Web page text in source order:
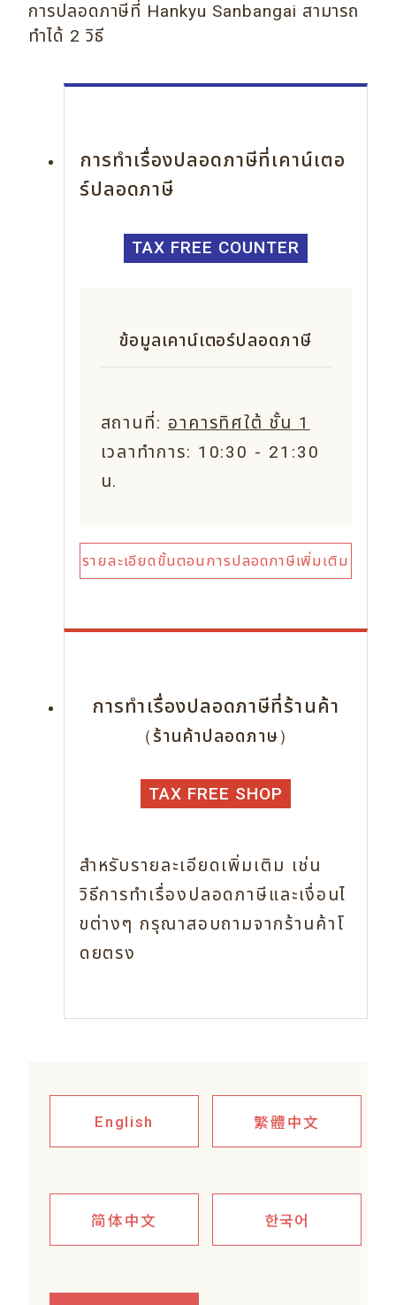
การปลอดภาษีที่ Hankyu Sanbangai สามารถ
ทำได้ 2 วิธี
การทำเรื่องปลอดภาษีที่เคาน์เตอ
ร์ปลอดภาษี
TAX FREE COUNTER
ข้อมูลเคาน์เตอร์ปลอดภาษี
สถานที่: อาคารทิศใต้ ชั้น 1
เวลาทำการ: 10:30 - 21:30
น.
รายละเอียดขั้นตอนการปลอดภาษีเพิ่มเติม
การทำเรื่องปลอดภาษีที่ร้านค้า
（ร้านค้าปลอดภาษ）
TAX FREE SHOP
สำหรับรายละเอียดเพิ่มเติม เช่น
วิธีการทำเรื่องปลอดภาษีและเงื่อนไ
ขต่างๆ กรุณาสอบถามจากร้านค้าโ
ดยตรง
English 繁體中文
简体中文 한국어